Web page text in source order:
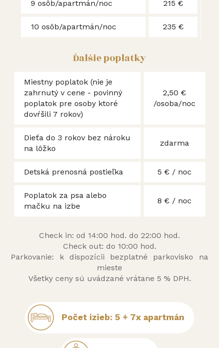
9 osôb/apartmán/noc 215 €
10 osôb/apartmán/noc 235 €
Ďalšie poplatky
Miestny poplatok (nie je
zahrnutý v cene - povinný
poplatok pre osoby ktoré
dovŕšili 7 rokov)
2,50 €
/osoba/noc
Dieťa do 3 rokov bez nároku
na lôžko
zdarma
Detská prenosná postieľka 5 € / noc
Poplatok za psa alebo
mačku na izbe
8 € / noc
Check in: od 14:00 hod. do 22:00 hod.
Check out: do 10:00 hod.
Parkovanie: k dispozícii bezplatné parkovisko na
mieste
Všetky ceny sú uvádzané vrátane 5 % DPH.
Počet izieb: 5 + 7x apartmán